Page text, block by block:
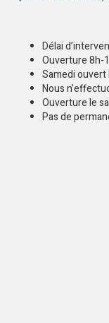
Délai
Ouverture 8h-
Samedi
Nous
Ouverture le
Pas de